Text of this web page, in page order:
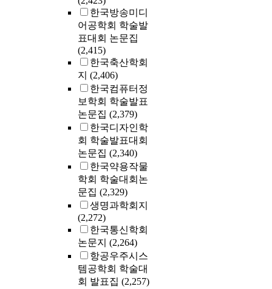
한국방송미디
어공학회 학술발
표대회 논문집
(2,415)
한국축산학회
지 (2,406)
한국컴퓨터정
보학회 학술발표
논문집 (2,379)
한국디자인학
회 학술발표대회
논문집 (2,340)
한국약용작물
학회 학술대회논
문집 (2,329)
생명과학회지
(2,272)
한국통신학회
논문지 (2,264)
항공우주시스
템공학회 학술대
회 발표집 (2,257)